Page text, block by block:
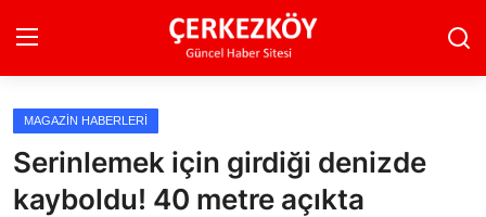
Ana Sayfa
Son Dakika
MAGAZIN HABERLERI
Serinlemek için girdiği denizde
kayboldu! 40 metre açıkta